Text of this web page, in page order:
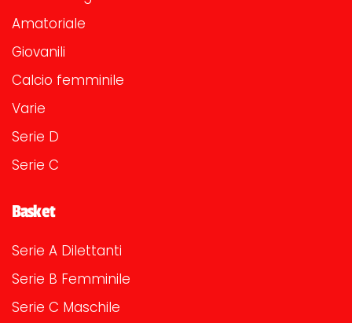
Amatoriale
Giovanili
Calcio femminile
Varie
Serie D
Serie C
Basket
Serie A Dilettanti
Serie B Femminile
Serie C Maschile